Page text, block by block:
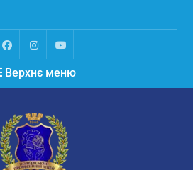
ТОТ 2026
Світла
Васильовичу
Верхнє меню